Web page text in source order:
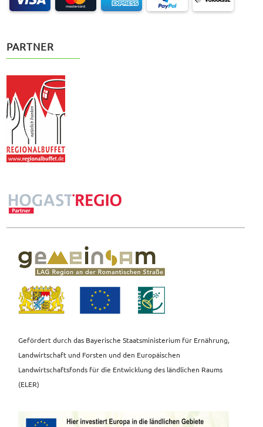
PARTNER
Gefördert durch das Bayerische Staatsministerium für Ernährung,
Landwirtschaft und Forsten und den Europäischen
Landwirtschaftsfonds für die Entwicklung des ländlichen Raums
(ELER)